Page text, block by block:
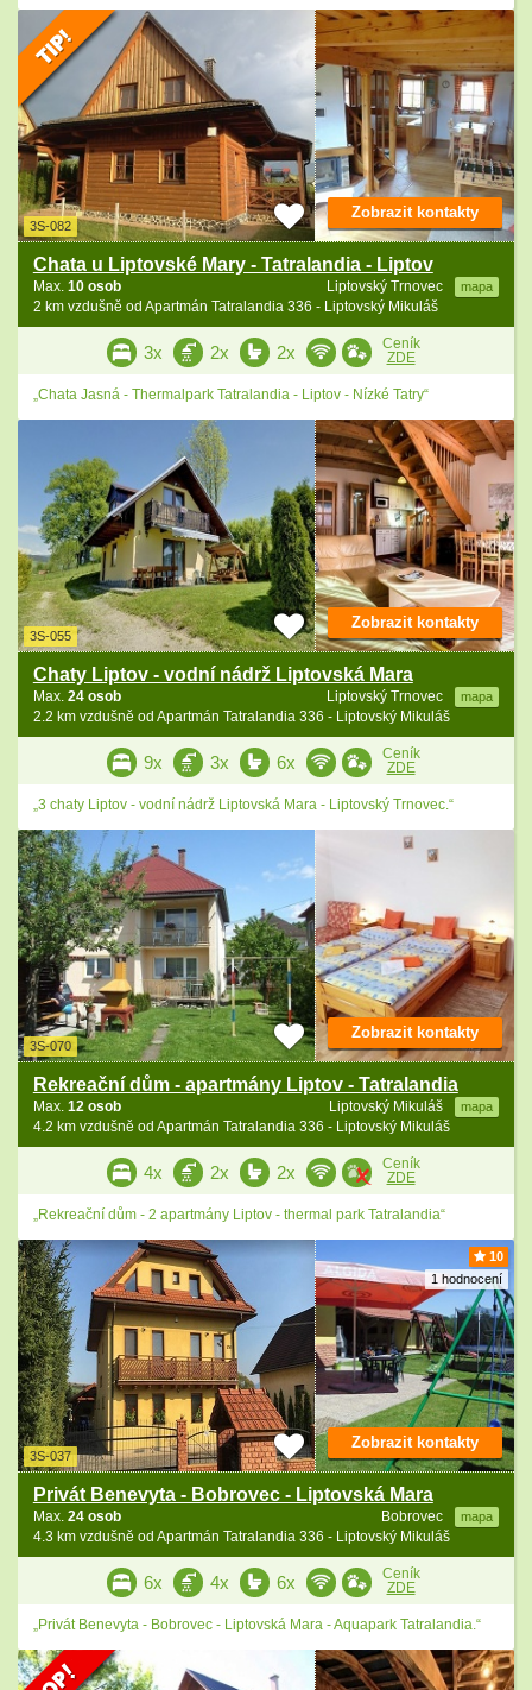
3S-082
Chata u Liptovské Mary - Tatralandia - Liptov
Liptovský Trnovec mapa
Max. 10 osob
2 km vzdušně od Apartmán Tatralandia 336 - Liptovský Mikuláš
Zobrazit kontakty
3x 2x 2x
Ceník
ZDE
„Chata Jasná - Thermalpark Tatralandia - Liptov - Nízké Tatry“
3S-055
Chaty Liptov - vodní nádrž Liptovská Mara
Liptovský Trnovec mapa
Max. 24 osob
2.2 km vzdušně od Apartmán Tatralandia 336 - Liptovský Mikuláš
Zobrazit kontakty
9x 3x 6x
Ceník
ZDE
„3 chaty Liptov - vodní nádrž Liptovská Mara - Liptovský Trnovec.“
3S-070
Rekreační dům - apartmány Liptov - Tatralandia
Liptovský Mikuláš mapa
Max. 12 osob
4.2 km vzdušně od Apartmán Tatralandia 336 - Liptovský Mikuláš
Zobrazit kontakty
4x 2x 2x
Ceník
ZDE
„Rekreační dům - 2 apartmány Liptov - thermal park Tatralandia“
10
1 hodnocení
3S-037
Privát Benevyta - Bobrovec - Liptovská Mara
Bobrovec mapa
Max. 24 osob
4.3 km vzdušně od Apartmán Tatralandia 336 - Liptovský Mikuláš
Zobrazit kontakty
6x 4x 6x
Ceník
ZDE
„Privát Benevyta - Bobrovec - Liptovská Mara - Aquapark Tatralandia.“